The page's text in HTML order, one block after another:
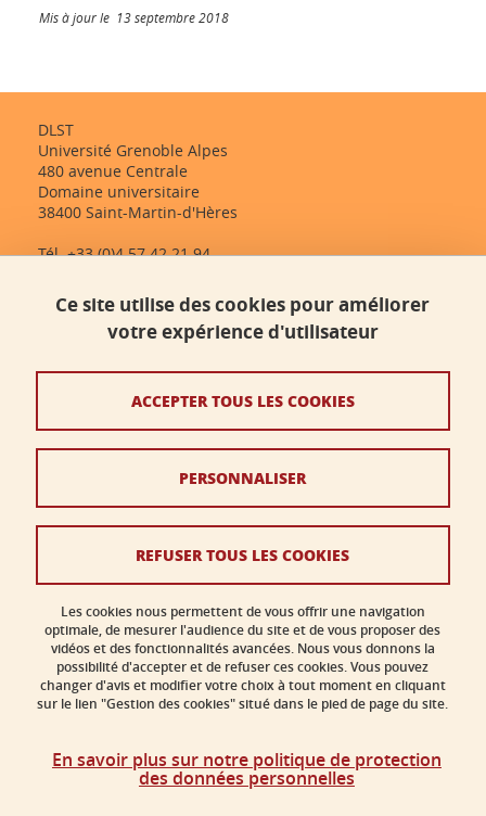
Mis à jour le 13 septembre 2018
DLST
Université Grenoble Alpes
480 avenue Centrale
Domaine universitaire
38400 Saint-Martin-d'Hères
Tél. +33 (0)4 57 42 21 94
Crédits
Données personnelles
Politique des cookies
Gestion des cookies
Accessibilité : non conforme
Ce site utilise des cookies pour améliorer
votre expérience d'utilisateur
Les cookies nous permettent de vous offrir une navigation
optimale, de mesurer l'audience du site et de vous proposer des
vidéos et des fonctionnalités avancées. Nous vous donnons la
possibilité d'accepter et de refuser ces cookies. Vous pouvez
changer d'avis et modifier votre choix à tout moment en cliquant
sur le lien "Gestion des cookies" situé dans le pied de page du site.
En savoir plus sur notre politique de protection
des données personnelles
ACCEPTER TOUS LES COOKIES
REFUSER TOUS LES COOKIES
PERSONNALISER